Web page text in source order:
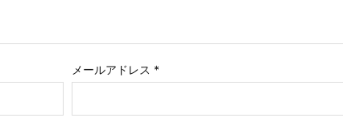
メールアドレス *